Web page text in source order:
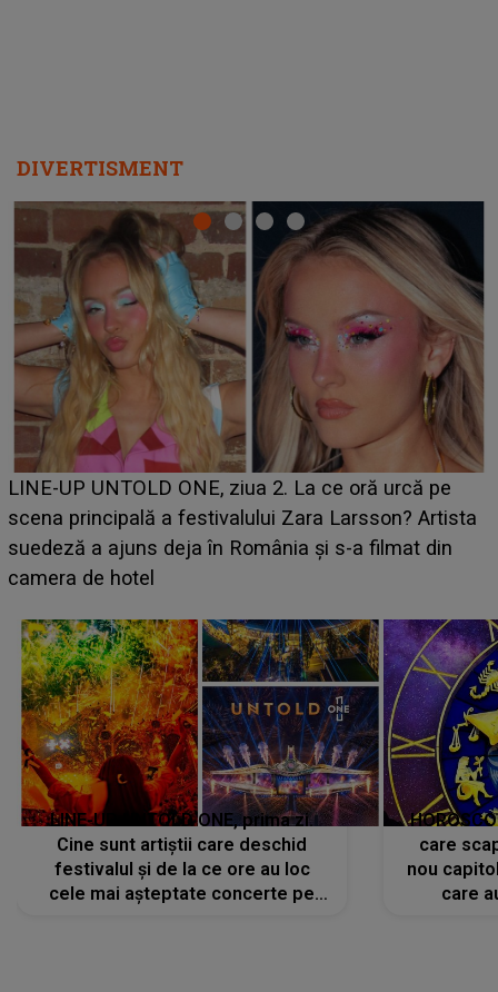
DIVERTISMENT
Ce a dezvăluit noua concurentă din "Casa Iubirii" l-a
luat prin surprindere pe Emanuel. CINE ESTE
BĂIATUL VIZAT de Alexandra?! Aflându-se în fața
faptului împlinit, A RECUNOSCUT IMEDIAT: "Am
LINE-UP UNTOLD ONE, prima zi.
Cine sunt artiștii care deschid
festivalul și de la ce ore au loc
cele mai așteptate concerte pe
care
nou
care